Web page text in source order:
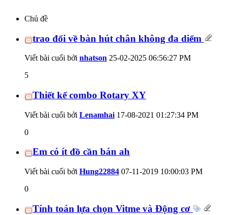
Chủ đề
trao đổi về bàn hút chân không đa diểm
Viết bài cuối bởi nhatson 25-02-2025 06:56:27 PM
5
Thiết kế combo Rotary XY
Viết bài cuối bởi Lenamhai 17-08-2021 01:27:34 PM
0
Em có ít đồ cần bán ah
Viết bài cuối bởi Hung22884 07-11-2019 10:00:03 PM
0
Tính toán lựa chọn Vitme và Động cơ